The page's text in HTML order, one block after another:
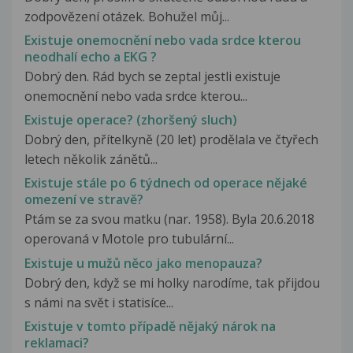
zodpovězení otázek. Bohužel můj...
Existuje onemocnění nebo vada srdce kterou
neodhalí echo a EKG ?
Dobrý den. Rád bych se zeptal jestli existuje
onemocnění nebo vada srdce kterou...
Existuje operace? (zhoršený sluch)
Dobrý den, přítelkyně (20 let) prodělala ve čtyřech
letech několik zánětů...
Existuje stále po 6 týdnech od operace nějaké
omezení ve stravě?
Ptám se za svou matku (nar. 1958). Byla 20.6.2018
operovaná v Motole pro tubulární...
Existuje u mužů něco jako menopauza?
Dobrý den, když se mi holky narodíme, tak přijdou
s námi na svět i statisíce...
Existuje v tomto případě nějaký nárok na
reklamaci?